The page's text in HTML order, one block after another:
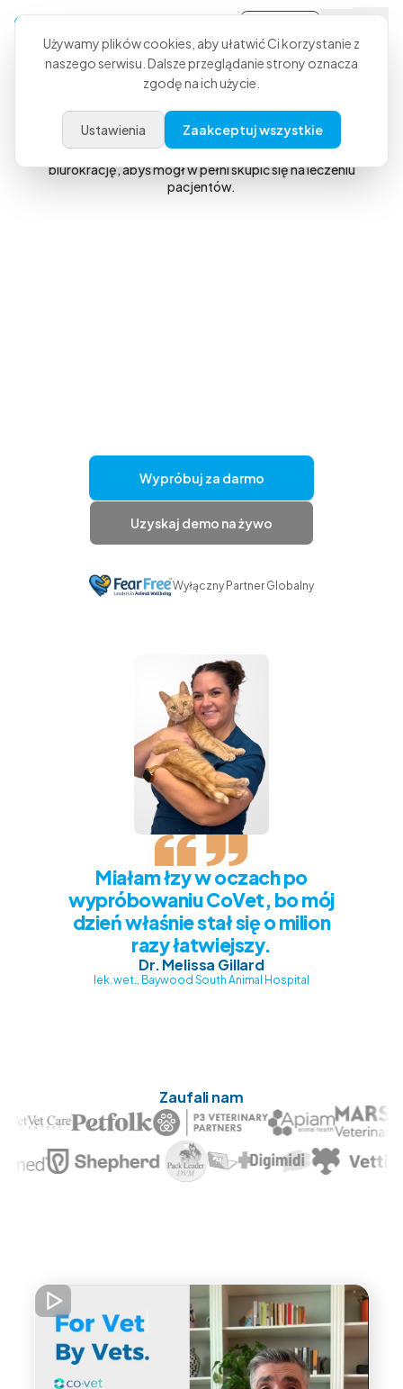
Weterynaryjny asystent AI
gdy wchodzisz do pracy.
Spokój,gdy z niej wychodzisz.
CoVet pomaga tworzyć dokumentację i automatyzuje
biurokrację, abyś mógł w pełni skupić się na leczeniu
pacjentów.
Wypróbuj za darmo
Uzyskaj demo na żywo
Wyłączny Partner Globalny
Miałam łzy w oczach po
wypróbowaniu CoVet, bo mój
dzień właśnie stał się o milion
razy łatwiejszy.
Dr. Melissa Gillard
lek. wet., Baywood South Animal Hospital
Zaufali nam
Używamy plików cookies, aby ułatwić Ci korzystanie z
naszego serwisu. Dalsze przeglądanie strony oznacza
zgodę na ich użycie.
Ustawienia Zaakceptuj wszystkie